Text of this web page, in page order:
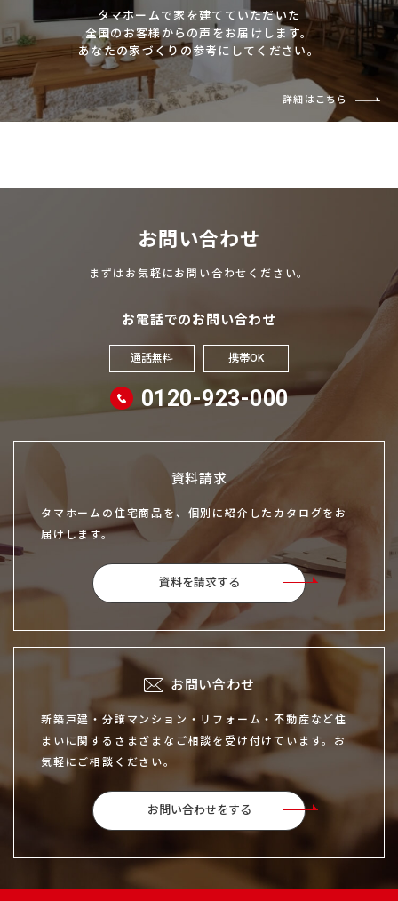
タマホームで家を建てていただいた
全国のお客様からの声をお届けします。
あなたの家づくりの参考にしてください。
詳細はこちら
お問い合わせ
まずはお気軽にお問い合わせください。
お電話でのお問い合わせ
通話無料 携帯OK
0120-923-000
資料請求
タマホームの住宅商品を、個別に紹介したカタログをお
届けします。
資料を請求する
お問い合わせ
新築戸建・分譲マンション・リフォーム・不動産など住
まいに関するさまざまなご相談を受け付けています。お
気軽にご相談ください。
お問い合わせをする